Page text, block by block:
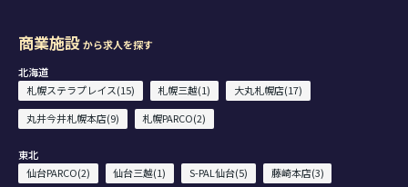
商業施設から求人を探す
北海道
札幌ステラプレイス(15)
札幌三越(1)
大丸札幌店(17)
丸井今井札幌本店(9)
札幌PARCO(2)
東北
仙台PARCO(2)
仙台三越(1) S-PAL仙台(5) 藤崎本店(3)